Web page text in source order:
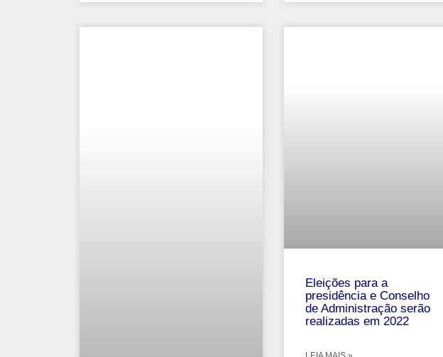
Eleições para a
presidência e Conselho
de Administração serão
realizadas em 2022